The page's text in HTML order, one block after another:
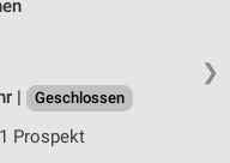
❯
|
Geschlossen
Prospekt
oder